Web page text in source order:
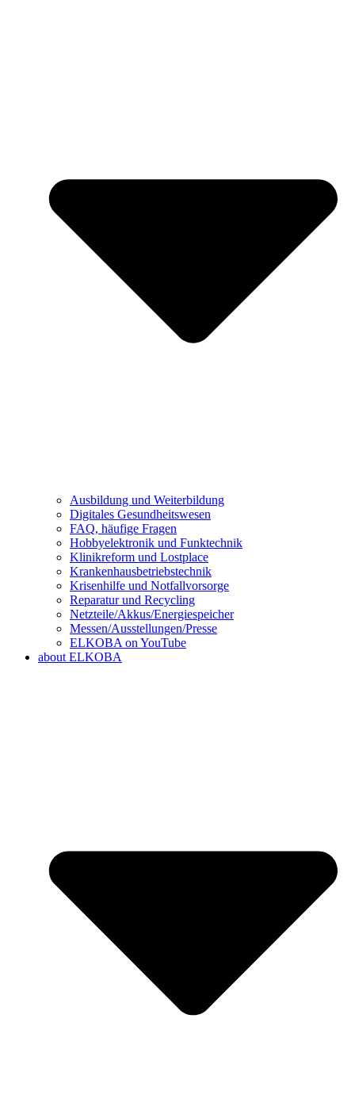
Ausbildung und Weiterbildung
Digitales Gesundheitswesen
FAQ, häufige Fragen
Hobbyelektronik und Funktechnik
Klinikreform und Lostplace
Krankenhausbetriebstechnik
Krisenhilfe und Notfallvorsorge
Reparatur und Recycling
Netzteile/Akkus/Energiespeicher
Messen/Ausstellungen/Presse
ELKOBA on YouTube
about ELKOBA